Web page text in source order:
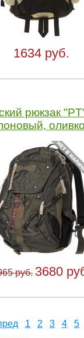
1634 руб.
рюкзак
руб. 3680
1 2 3 4 5